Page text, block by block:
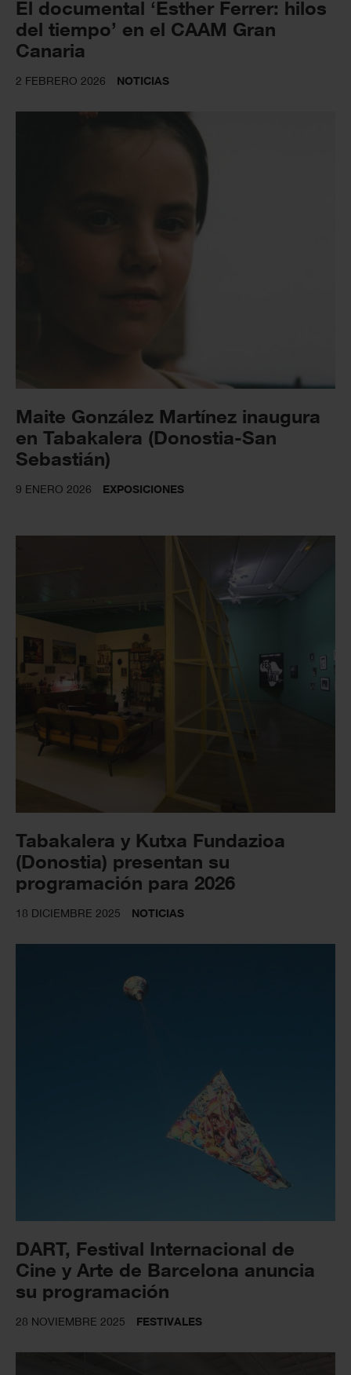
El documental ‘Esther Ferrer: hilos
del tiempo’ en el CAAM Gran
Canaria
2 FEBRERO 2026 NOTICIAS
Maite González Martínez inaugura
en Tabakalera (Donostia-San
Sebastián)
9 ENERO 2026 EXPOSICIONES
Tabakalera y Kutxa Fundazioa
(Donostia) presentan su
programación para 2026
18 DICIEMBRE 2025 NOTICIAS
DART, Festival Internacional de
Cine y Arte de Barcelona anuncia
su programación
28 NOVIEMBRE 2025 FESTIVALES